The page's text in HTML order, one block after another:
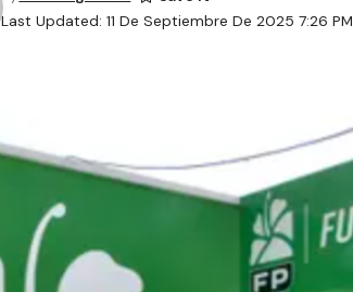
Last Updated: 11 De Septiembre De 2025 7:26 PM